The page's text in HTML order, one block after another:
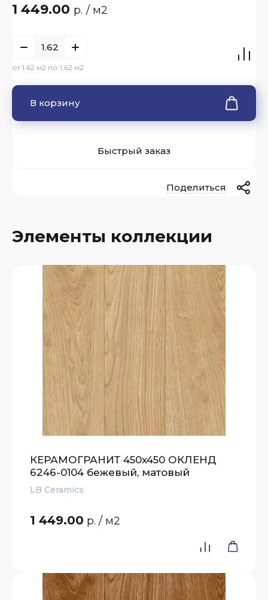
1 449.00 р. / м2
от 1.62 м2 по 1.62 м2
В корзину
Быстрый заказ
Поделиться
Элементы коллекции
КЕРАМОГРАНИТ 450x450 ОКЛЕНД
6246-0104 бежевый, матовый
LB Ceramics
1 449.00 р. / м2